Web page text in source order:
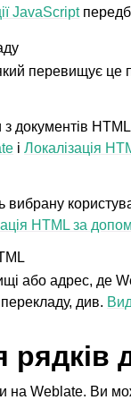
JavaScript
перевищує
документів
і Локалізація
вибрану
HTML за
або адрес, де
див.
на Weblate. Ви